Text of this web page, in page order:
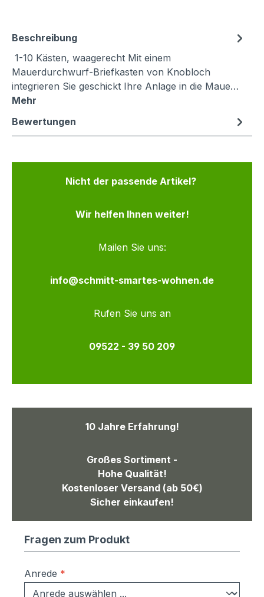
Beschreibung
1-10 Kästen, waagerecht Mit einem
Mauerdurchwurf-Briefkasten von Knobloch
integrieren Sie geschickt Ihre Anlage in die Maue…
Mehr
Bewertungen
Nicht der passende Artikel?
Wir helfen Ihnen weiter!
Mailen Sie uns:
info@schmitt-smartes-wohnen.de
Rufen Sie uns an
09522 - 39 50 209
10 Jahre Erfahrung!
Großes Sortiment -
Hohe Qualität!
Kostenloser Versand (ab 50€)
Sicher einkaufen!
Fragen zum Produkt
Anrede *